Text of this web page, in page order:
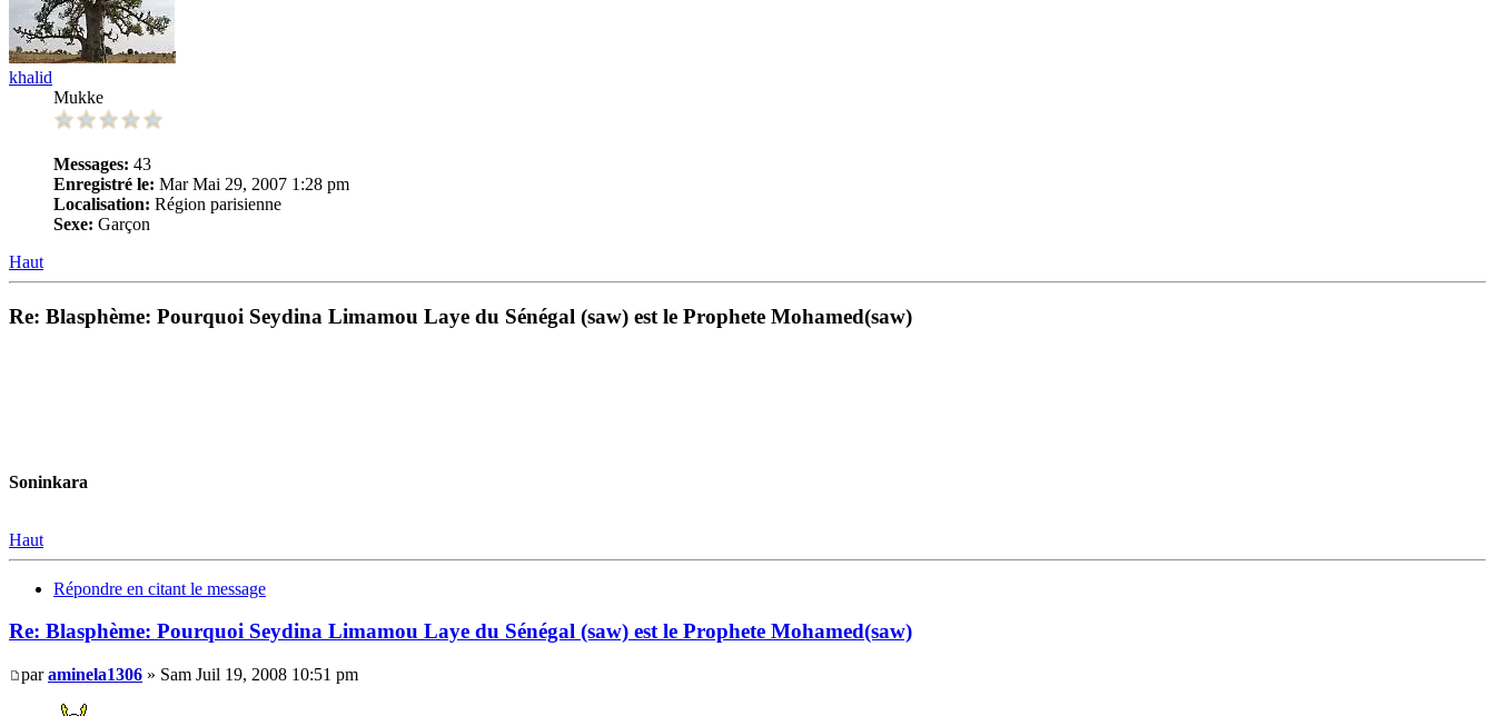
khalid
Mukke
Messages: 43
Enregistré le: Mar Mai 29, 2007 1:28 pm
Localisation: Région parisienne
Sexe: Garçon
Haut
Re: Blasphème: Pourquoi Seydina Limamou Laye du Sénégal (saw) est le Prophete Mohamed(saw)
Soninkara
Haut
Répondre en citant le message
Re: Blasphème: Pourquoi Seydina Limamou Laye du Sénégal (saw) est le Prophete Mohamed(saw)
paraminela1306 » Sam Juil 19, 2008 10:51 pm